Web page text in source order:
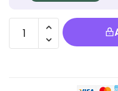
quantité de
Chaussons